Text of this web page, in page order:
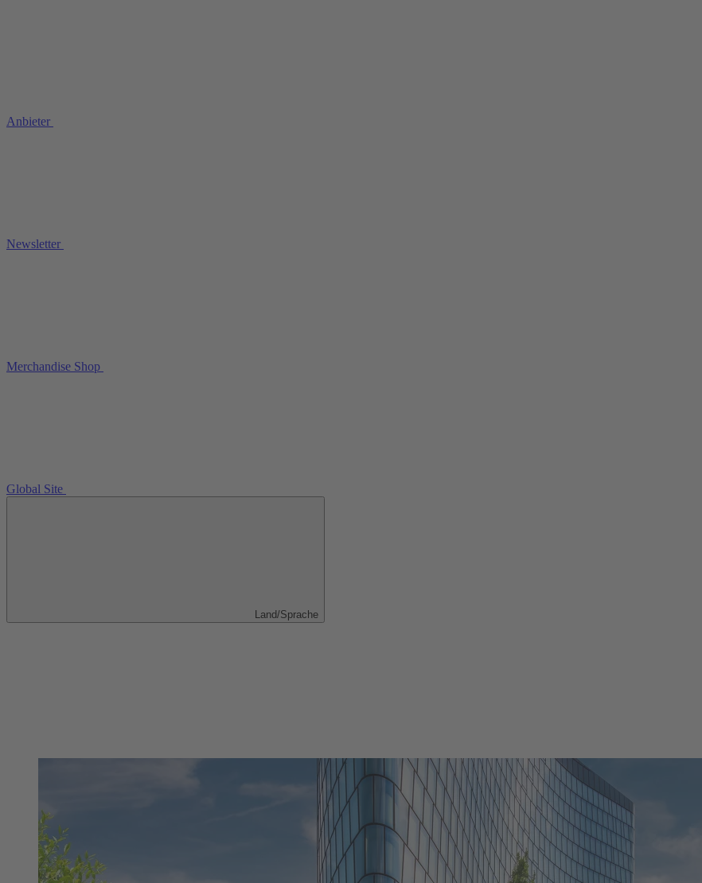
Anbieter
Newsletter
Merchandise Shop
Global Site
Land/Sprache